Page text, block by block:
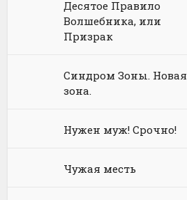
Десятое Правило
Волшебника, или
Призрак
Синдром Зоны. Новая
зона.
Нужен муж! Срочно!
Чужая месть